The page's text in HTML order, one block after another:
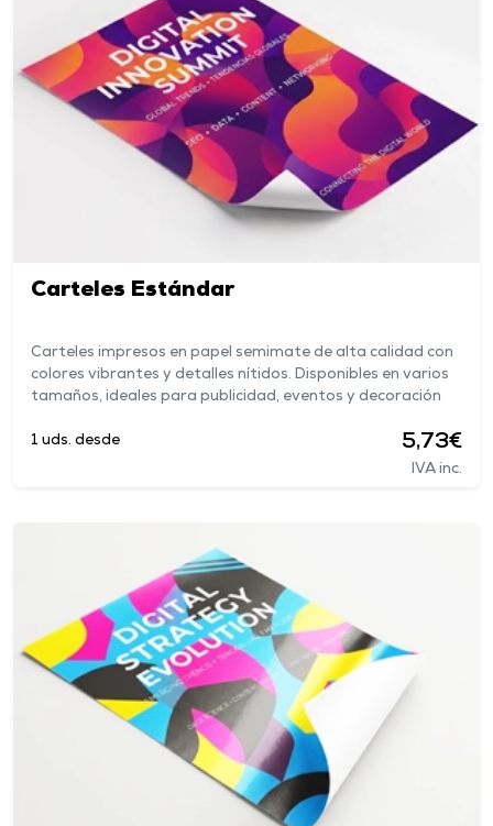
Carteles Estándar
Carteles impresos en papel semimate de alta calidad con
colores vibrantes y detalles nítidos. Disponibles en varios
tamaños, ideales para publicidad, eventos y decoración
1 uds. desde 5,73€
IVA inc.